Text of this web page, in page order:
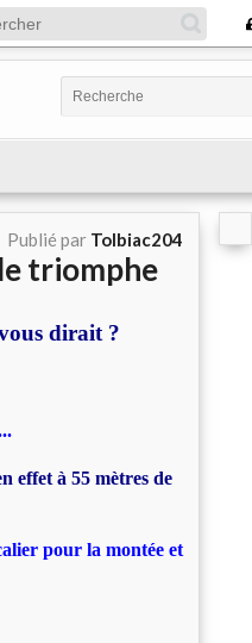
Publié par Tolbiac204
triomphe
dirait ?
effet à 55 mètres de
pour la montée et